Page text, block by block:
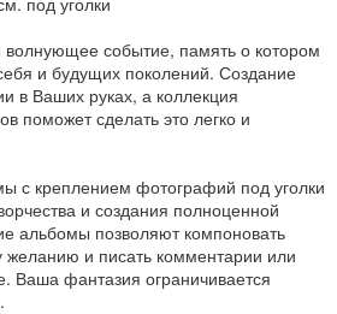
событие, память о котором
и будущих поколений. Создание
в Ваших руках, а коллекция
поможет сделать это легко и
с креплением фотографий под уголки
и создания полноценной
альбомы позволяют компоновать
и писать комментарии или
Ваша фантазия ограничивается